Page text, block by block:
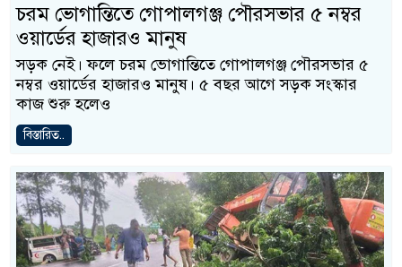
চরম ভোগান্তিতে গোপালগঞ্জ পৌরসভার ৫ নম্বর
ওয়ার্ডের হাজারও মানুষ
সড়ক নেই। ফলে চরম ভোগান্তিতে গোপালগঞ্জ পৌরসভার ৫
নম্বর ওয়ার্ডের হাজারও মানুষ। ৫ বছর আগে সড়ক সংস্কার
কাজ শুরু হলেও
বিস্তারিত..